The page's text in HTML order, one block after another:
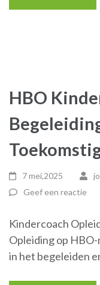
HBO
7 mei,2025
Geef een reactie
Kindercoach
Opleiding op
in het begeleiden